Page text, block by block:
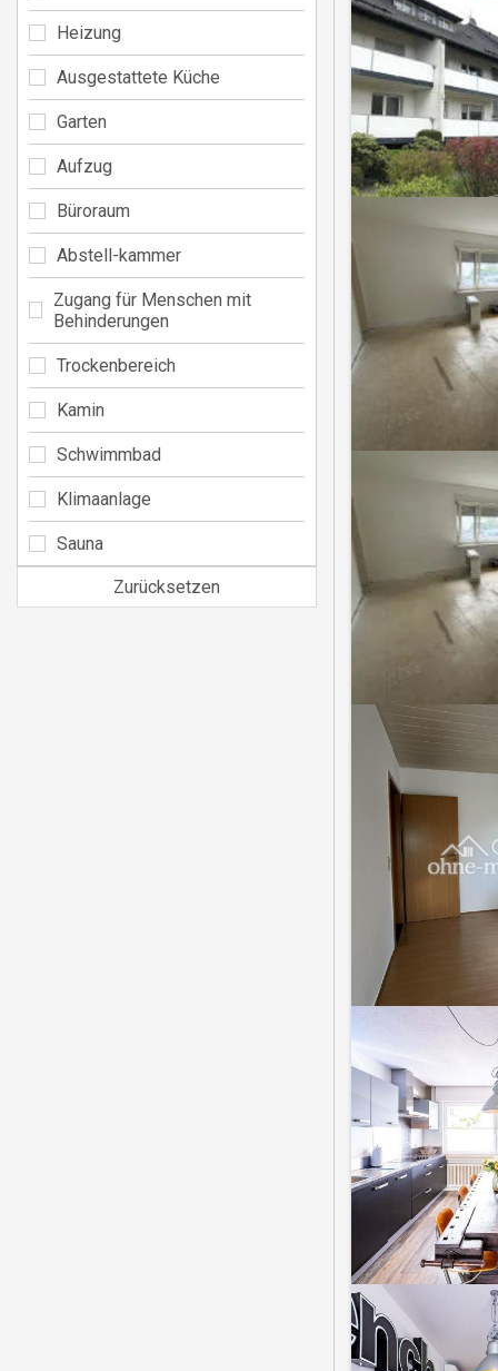
Heizung
Ausgestattete Küche
Garten
Aufzug
Büroraum
Abstell-kammer
Zugang für Menschen mit
Behinderungen
Trockenbereich
Kamin
Schwimmbad
Klimaanlage
Sauna
Zurücksetzen